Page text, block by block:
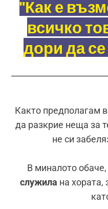
"Как е
всичко
дори да
Както предполагам
да разкрие неща за
не си
В миналото
служила на хората,